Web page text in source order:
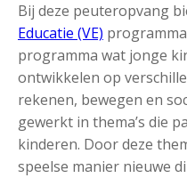
Bij deze peuteropvang
Educatie (VE) programma
programma wat jonge
ontwikkelen op
rekenen, bewegen en
gewerkt in thema’s die
kinderen. Door deze
speelse manier nieuwe